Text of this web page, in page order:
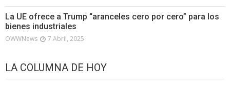
La UE ofrece a Trump “aranceles cero por cero” para los
bienes industriales
OWWNews 7 Abril, 2025
LA COLUMNA DE HOY